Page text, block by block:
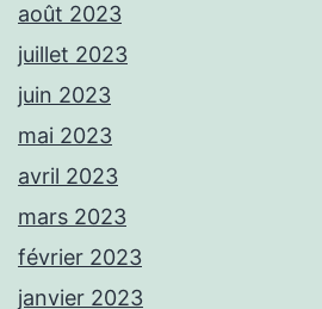
août 2023
juillet 2023
juin 2023
mai 2023
avril 2023
mars 2023
février 2023
janvier 2023